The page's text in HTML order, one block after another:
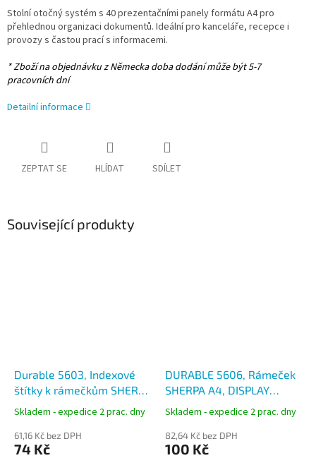
Stolní otočný systém s 40 prezentačními panely formátu A4 pro
přehlednou organizaci dokumentů. Ideální pro kanceláře, recepce i
provozy s častou prací s informacemi.
* Zboží na objednávku z Německa doba dodání může být 5-7
pracovních dní
Detailní informace
ZEPTAT SE HLÍDAT SDÍLET
Související produkty
Durable 5603, Indexové
štítky k rámečkům SHERPA
transparentní
Skladem - expedice 2 prac. dny
61,16 Kč bez DPH
74 Kč
DURABLE 5606, Rámeček
SHERPA A4, DISPLAY
PANEL, kombinace barev
Skladem - expedice 2 prac. dny
82,64 Kč bez DPH
100 Kč